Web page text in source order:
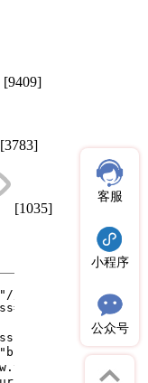
[9409]
[3783]
[1035]
客服
小程序
公众号